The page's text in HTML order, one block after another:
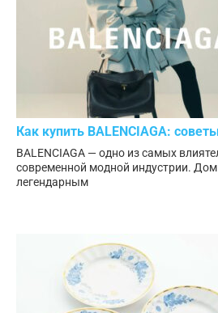
Как купить BALENCIAGA:
BALENCIAGA — одно из самых
современной модной индустрии.
легендарным